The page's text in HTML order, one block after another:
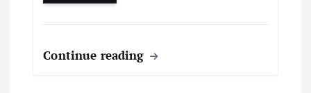
Continue reading